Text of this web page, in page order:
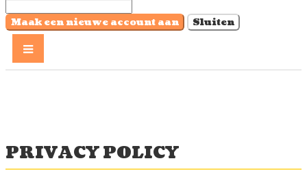
Maak een nieuwe account aan Sluiten
PRIVACY POLICY